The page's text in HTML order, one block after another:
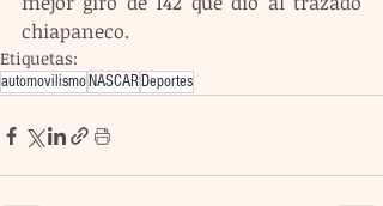
chiapaneco.
Etiquetas:
automovilismoNASCARDeportes